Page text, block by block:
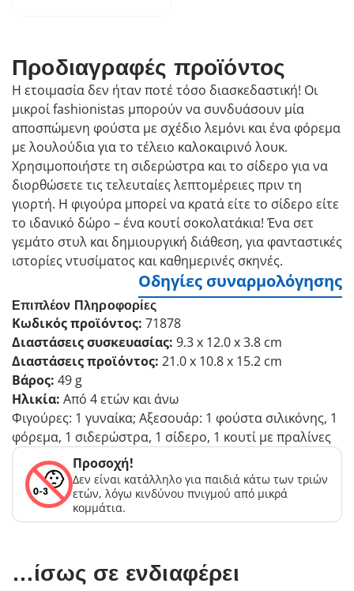
Προδιαγραφές προϊόντος
Η ετοιμασία δεν ήταν ποτέ τόσο διασκεδαστική! Οι
μικροί fashionistas μπορούν να συνδυάσουν μία
αποσπώμενη φούστα με σχέδιο λεμόνι και ένα φόρεμα
με λουλούδια για το τέλειο καλοκαιρινό λουκ.
Χρησιμοποιήστε τη σιδερώστρα και το σίδερο για να
διορθώσετε τις τελευταίες λεπτομέρειες πριν τη
γιορτή. Η φιγούρα μπορεί να κρατά είτε το σίδερο είτε
το ιδανικό δώρο – ένα κουτί σοκολατάκια! Ένα σετ
γεμάτο στυλ και δημιουργική διάθεση, για φανταστικές
ιστορίες ντυσίματος και καθημερινές σκηνές.
Οδηγίες συναρμολόγησης
Επιπλέον Πληροφορίες
Κωδικός προϊόντος: 71878
Διαστάσεις συσκευασίας: 9.3 x 12.0 x 3.8 cm
Διαστάσεις προϊόντος: 21.0 x 10.8 x 15.2 cm
Βάρος: 49 g
Ηλικία: Από 4 ετών και άνω
Φιγούρες: 1 γυναίκα; Αξεσουάρ: 1 φούστα σιλικόνης, 1
φόρεμα, 1 σιδερώστρα, 1 σίδερο, 1 κουτί με πραλίνες
Προσοχή!
Δεν είναι κατάλληλο για παιδιά κάτω των τριών
ετών, λόγω κινδύνου πνιγμού από μικρά
κομμάτια.
…ίσως σε ενδιαφέρει